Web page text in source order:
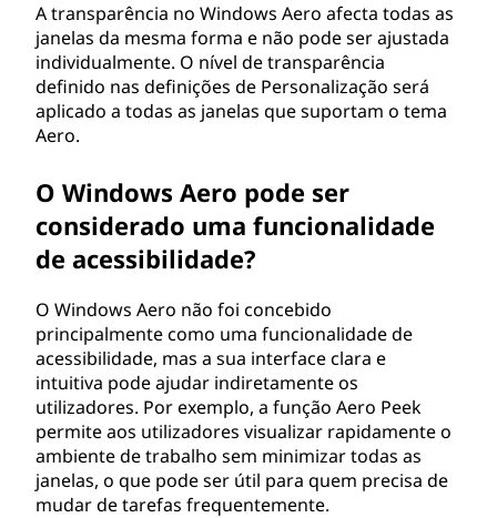
A transparência no Windows Aero afecta todas as
janelas da mesma forma e não pode ser ajustada
individualmente. O nível de transparência
definido nas definições de Personalização será
aplicado a todas as janelas que suportam o tema
Aero.
O Windows Aero pode ser
considerado uma funcionalidade
de acessibilidade?
O Windows Aero não foi concebido
principalmente como uma funcionalidade de
acessibilidade, mas a sua interface clara e
intuitiva pode ajudar indiretamente os
utilizadores. Por exemplo, a função Aero Peek
permite aos utilizadores visualizar rapidamente o
ambiente de trabalho sem minimizar todas as
janelas, o que pode ser útil para quem precisa de
mudar de tarefas frequentemente.